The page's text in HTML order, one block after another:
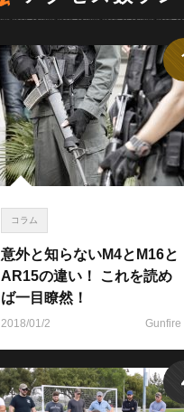
コラム
意外と知らないM4とM16と
AR15の違い！ これを読め
ば一目瞭然！
2018/01/2 Gunfire